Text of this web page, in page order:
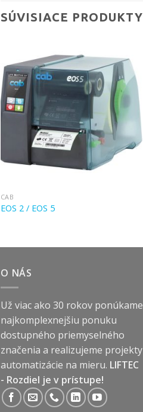
SÚVISIACE PRODUKTY
CAB
EOS 2 / EOS 5
O NÁS
Už viac ako 30 rokov ponúkame
najkomplexnejšiu ponuku
dostupného priemyselného
značenia a realizujeme projekty
automatizácie na mieru. LIFTEC
- Rozdiel je v prístupe!